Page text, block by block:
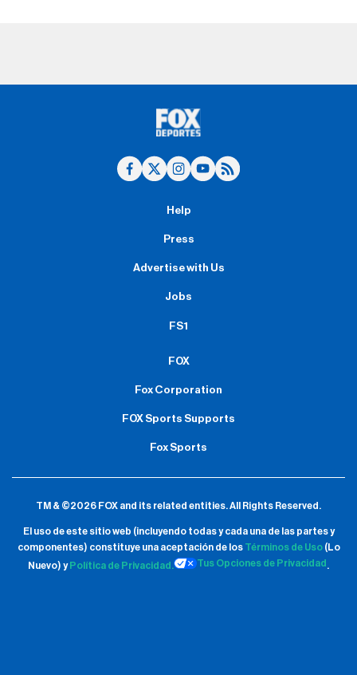
Help
Press
Advertise with Us
Jobs
FS1
FOX
Fox Corporation
FOX Sports Supports
Fox Sports
TM & ©2026 FOX and its related entities.All Rights Reserved.
El uso de este sitio web (incluyendo todas y cada una de las partes y
componentes) constituye una aceptación de los Términos de Uso(Lo
Nuevo) y Política de Privacidad. Tus Opciones de Privacidad .